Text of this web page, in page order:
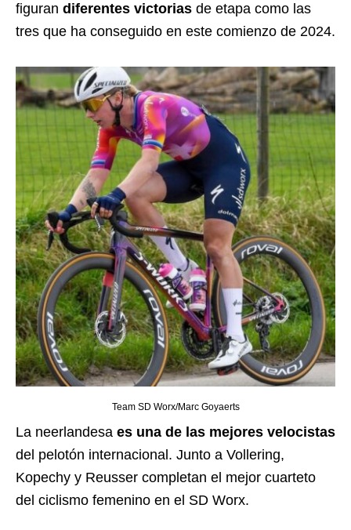
figuran diferentes victorias de etapa como las
tres que ha conseguido en este comienzo de 2024.
Team SD Worx/Marc Goyaerts
La neerlandesa es una de las mejores velocistas
del pelotón internacional. Junto a Vollering,
Kopechy y Reusser completan el mejor cuarteto
del ciclismo femenino en el SD Worx.